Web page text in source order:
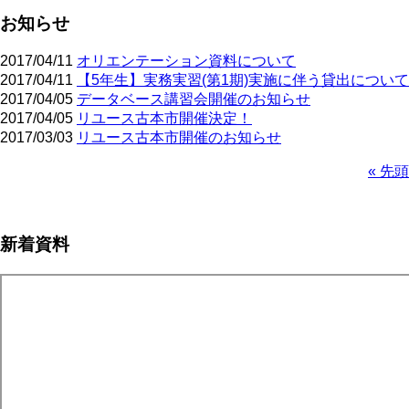
お知らせ
2017/04/11 オリエンテーション資料について
2017/04/11
【5年生】実務実習(第1期)実施に伴う貸出について
2017/04/05 データベース講習会開催のお知らせ
2017/04/05 リユース古本市開催決定！
2017/03/03 リユース古本市開催のお知らせ
送
先
« 先頭
新着資料